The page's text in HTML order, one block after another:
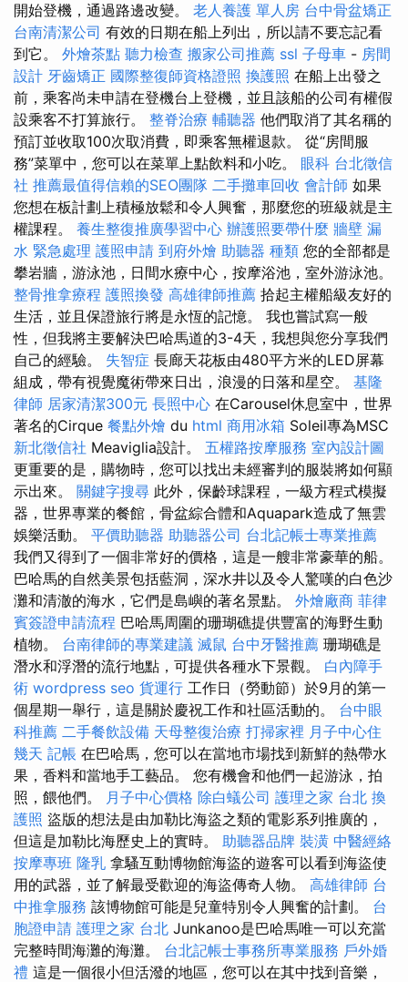
開始登機，通過路邊改變。 老人養護 單人房 台中骨盆矯正
台南清潔公司 有效的日期在船上列出，所以請不要忘記看
到它。 外燴茶點 聽力檢查 搬家公司推薦 ssl 子母車 - 房間
設計 牙齒矯正 國際整復師資格證照 換護照 在船上出發之
前，乘客尚未申請在登機台上登機，並且該船的公司有權假
設乘客不打算旅行。 整脊治療 輔聽器 他們取消了其名稱的
預訂並收取100次取消費，即乘客無權退款。 從“房間服
務”菜單中，您可以在菜單上點飲料和小吃。 眼科 台北徵信
社 推薦最值得信賴的SEO團隊 二手攤車回收 會計師 如果
您想在板計劃上積極放鬆和令人興奮，那麼您的班級就是主
權課程。 養生整復推廣學習中心 辦護照要帶什麼 牆壁 漏
水 緊急處理 護照申請 到府外燴 助聽器 種類 您的全部都是
攀岩牆，游泳池，日間水療中心，按摩浴池，室外游泳池。
整骨推拿療程 護照換發 高雄律師推薦 拾起主權船級友好的
生活，並且保證旅行將是永恆的記憶。 我也嘗試寫一般
性，但我將主要解決巴哈馬道的3-4天，我想與您分享我們
自己的經驗。 失智症 長廊天花板由480平方米的LED屏幕
組成，帶有視覺魔術帶來日出，浪漫的日落和星空。 基隆
律師 居家清潔300元 長照中心 在Carousel休息室中，世界
著名的Cirque 餐點外燴 du html 商用冰箱 Soleil專為MSC
新北徵信社 Meaviglia設計。 五權路按摩服務 室內設計圖
更重要的是，購物時，您可以找出未經審判的服裝將如何顯
示出來。 關鍵字搜尋 此外，保齡球課程，一級方程式模擬
器，世界專業的餐館，骨盆綜合體和Aquapark造成了無雲
娛樂活動。 平價助聽器 助聽器公司 台北記帳士專業推薦
我們又得到了一個非常好的價格，這是一艘非常豪華的船。
巴哈馬的自然美景包括藍洞，深水井以及令人驚嘆的白色沙
灘和清澈的海水，它們是島嶼的著名景點。 外燴廠商 菲律
賓簽證申請流程 巴哈馬周圍的珊瑚礁提供豐富的海野生動
植物。 台南律師的專業建議 滅鼠 台中牙醫推薦 珊瑚礁是
潛水和浮潛的流行地點，可提供各種水下景觀。 白內障手
術 wordpress seo 貨運行 工作日（勞動節）於9月的第一
個星期一舉行，這是關於慶祝工作和社區活動的。 台中眼
科推薦 二手餐飲設備 天母整復治療 打掃家裡 月子中心住
幾天 記帳 在巴哈馬，您可以在當地市場找到新鮮的熱帶水
果，香料和當地手工藝品。 您有機會和他們一起游泳，拍
照，餵他們。 月子中心價格 除白蟻公司 護理之家 台北 換
護照 盜版的想法是由加勒比海盜之類的電影系列推廣的，
但這是加勒比海歷史上的實時。 助聽器品牌 裝潢 中醫經絡
按摩專班 隆乳 拿騷互動博物館海盜的遊客可以看到海盜使
用的武器，並了解最受歡迎的海盜傳奇人物。 高雄律師 台
中推拿服務 該博物館可能是兒童特別令人興奮的計劃。 台
胞證申請 護理之家 台北 Junkanoo是巴哈馬唯一可以充當
完整時間海灘的海灘。 台北記帳士事務所專業服務 戶外婚
禮 這是一個很小但活潑的地區，您可以在其中找到音樂，